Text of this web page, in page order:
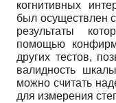
когнитивных
был осуществлен
результаты
помощью
других тестов,
валидность
можно считать
для измерения